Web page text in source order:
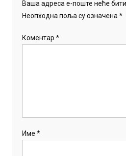
Ваша адреса е-поште неће
Неопходна поља су означена*
Коментар*
Име*